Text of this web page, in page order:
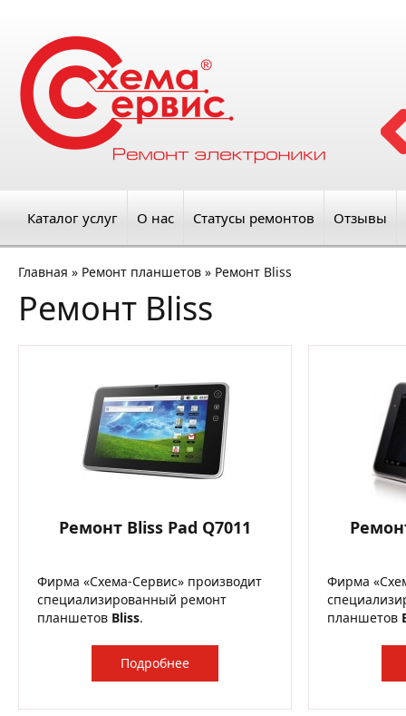
Каталог услуг О нас Статусы ремонтов Отзывы
Главная » Ремонт планшетов » Ремонт Bliss
Ремонт Bliss
Ремонт Bliss Pad Q7011
Фирма «Схема-Сервис» производит
специализированный ремонт
планшетов Bliss.
Подробнее
Фирма
планшетов